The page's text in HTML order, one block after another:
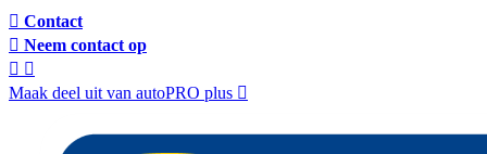
Contact
Neem contact op
Maak deel uit van autoPRO plus